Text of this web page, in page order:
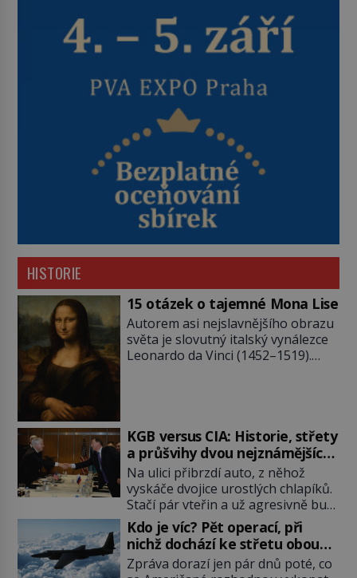
HISTORIE
15 otázek o tajemné Mona Lise
Autorem asi nejslavnějšího obrazu
světa je slovutný italský vynálezce
Leonardo da Vinci (1452–1519).
pověsil Napoleon? Samotný císař
Napoleon Bonaparte (1769–1821)
má pro malbu slabost, a tak si ji
ještě jako první konzul přemístí do
své ložnice v Tuilerisjkém […]
KGB versus CIA: Historie, střety
a průšvihy dvou nejznámějších
tajných služeb historie
Na ulici přibrzdí auto, z něhož
vyskáče dvojice urostlých chlapíků.
Stačí pár vteřin a už agresivně buší
na dveře. O další okamžik později
vlečou nebožáka do auta, a pak už
ho nikdy nikdo nespatří. Dostal se
totiž do rukou všemocné KGB. Jako
Kdo je víc? Pět operací, při
nichž dochází ke střetu obou
tajných služeb
Zpráva dorazí jen pár dnů poté, co